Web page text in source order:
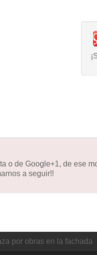
o de Google+1, de ese
a seguir!!
por obras en la fachada